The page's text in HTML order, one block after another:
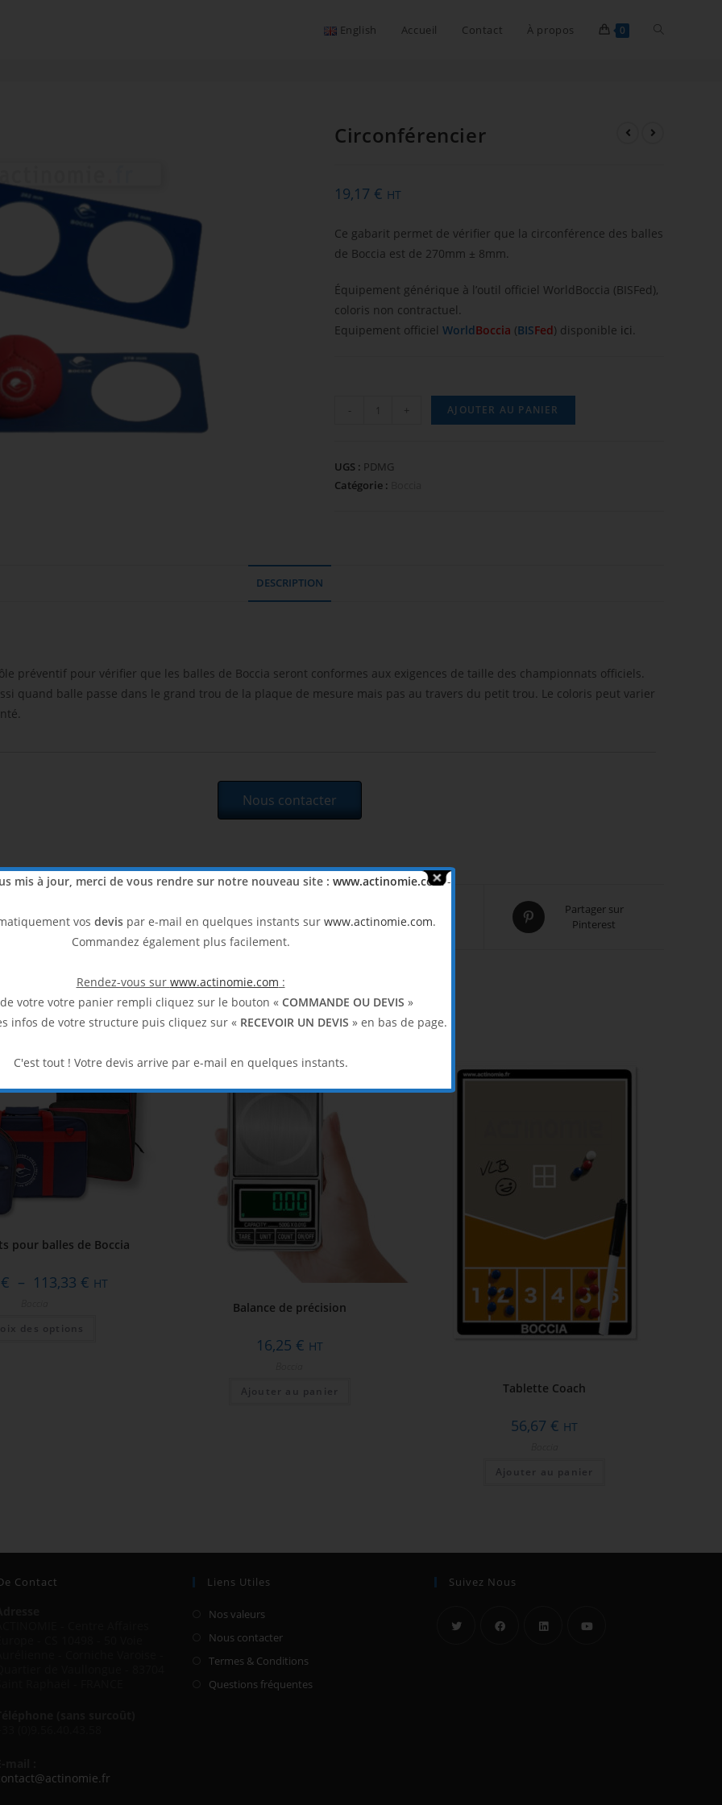
English Accueil Contact À propos 0
Circonférencier
19,17 € HT
Ce gabarit permet de vérifier que la circonférence des balles
de Boccia est de 270mm ± 8mm.
Équipement générique à l’outil officiel WorldBoccia (BISFed),
coloris non contractuel.
Equipement officielWorldBoccia (BISFed) disponible ici.
- + AJOUTER AU PANIER
UGS : PDMG
Catégorie :
DESCRIPTION
préventif pour vérifier que les balles de Boccia seront conformes aux exigences de taille des championnats officiels.
quand balle passe dans le grand trou de la plaque de mesure mais pas au travers du petit trou. Le coloris peut varier
Nous contacter
Facebook
e-mail
Twitter
Partager sur
Pinterest
pour balles de Boccia
€ – 113,33 € HT
des options
Balance de précision
16,25 € HT
Ajouter au panier
Tablette Coach
56,67 € HT
Ajouter au panier
Contact Liens Utiles
Nos valeurs
Nous contacter
Termes & Conditions
Questions fréquentes
Suivez Nous
mis à jour, merci de vous rendre sur notre nouveau site : www.actinomie.com-
vos devispar e-mail en quelques instants sur www.actinomie.com.
Commandez également plus facilement.
Rendez-vous sur www.actinomie.com :
votre votre panier rempli cliquez sur le bouton « COMMANDE OU DEVIS »
infos de votre structure puis cliquez sur « RECEVOIR UN DEVIS » en bas de page.
C'est tout ! Votre devis arrive par e-mail en quelques instants.